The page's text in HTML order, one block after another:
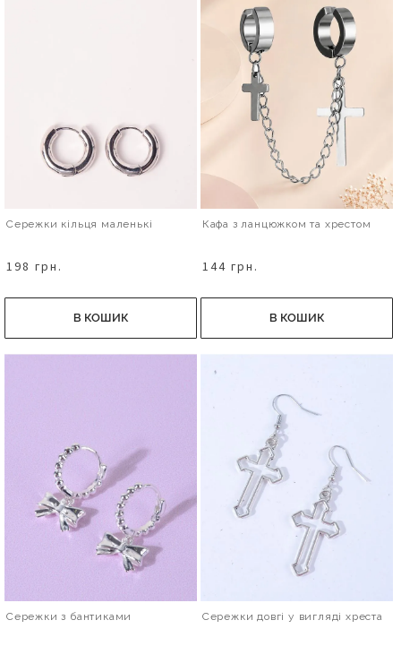
Сережки кільця маленькі
198 грн.
В КОШИК
Кафа з ланцюжком та хрестом
144 грн.
В КОШИК
Сережки з бантиками Сережки довгі у вигляді хреста